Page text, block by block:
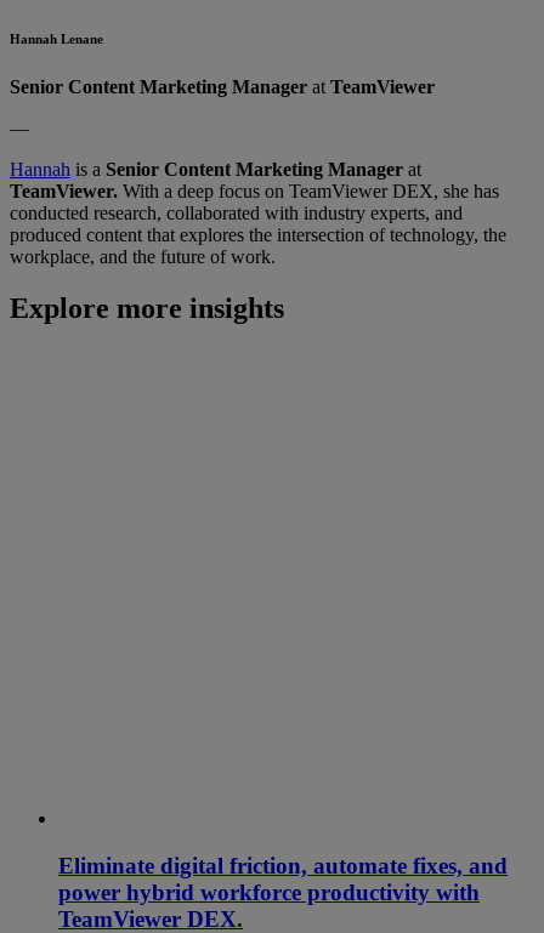
Hannah Lenane
Senior Content Marketing Manager at TeamViewer
—
Hannah is a Senior Content Marketing Manager at
TeamViewer. With a deep focus on TeamViewer DEX, she has
conducted research, collaborated with industry experts, and
produced content that explores the intersection of technology, the
workplace, and the future of work.
Explore more insights
Eliminate digital friction, automate fixes, and
power hybrid workforce productivity with
TeamViewer DEX.